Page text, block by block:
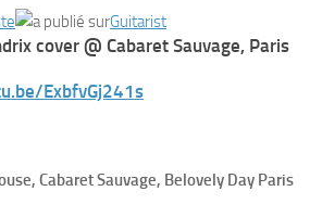
Guitarist
cover @ Cabaret Sauvage, Paris
ExbfvGj241s
Cabaret Sauvage, Belovely Day Paris